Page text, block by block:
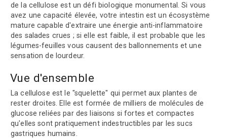
de la cellulose est un défi biologique monumental. Si vous
avez une capacité élevée, votre intestin est un écosystème
mature capable d'extraire une énergie anti-inflammatoire
des salades crues ; si elle est faible, il est probable que les
légumes-feuilles vous causent des ballonnements et une
sensation de lourdeur.
Vue d'ensemble
La cellulose est le "squelette" qui permet aux plantes de
rester droites. Elle est formée de milliers de molécules de
glucose reliées par des liaisons si fortes et compactes
qu'elles sont pratiquement indestructibles par les sucs
gastriques humains.